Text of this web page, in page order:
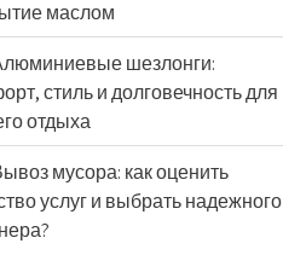
маслом
шезлонги:
стиль и долговечность для
отдыха
мусора: как оценить
услуг и выбрать надежного